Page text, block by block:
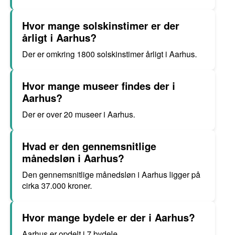
Hvor mange solskinstimer er der
årligt i Aarhus?
Der er omkring 1800 solskinstimer årligt i Aarhus.
Hvor mange museer findes der i
Aarhus?
Der er over 20 museer i Aarhus.
Hvad er den gennemsnitlige
månedsløn i Aarhus?
Den gennemsnitlige månedsløn i Aarhus ligger på
cirka 37.000 kroner.
Hvor mange bydele er der i Aarhus?